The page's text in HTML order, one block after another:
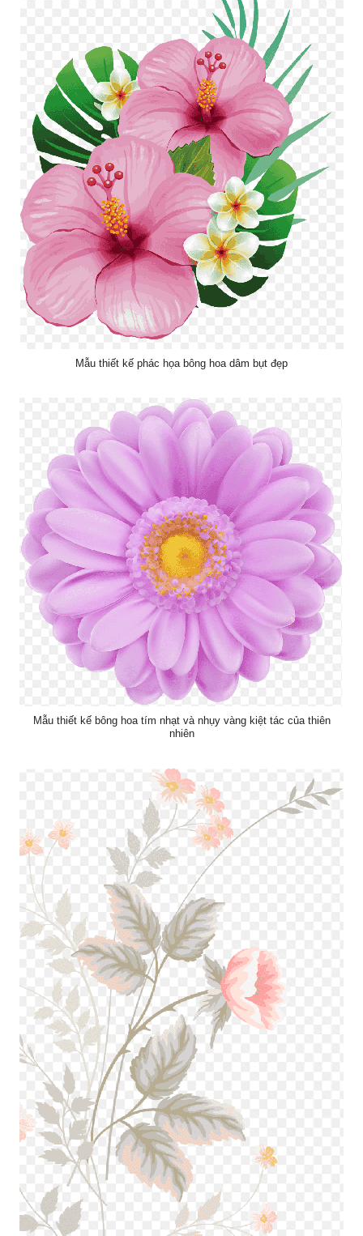
Mẫu thiết kế phác họa bông hoa dâm bụt đẹp
Mẫu thiết kế bông hoa tím nhạt và nhụy vàng kiệt tác của thiên
nhiên